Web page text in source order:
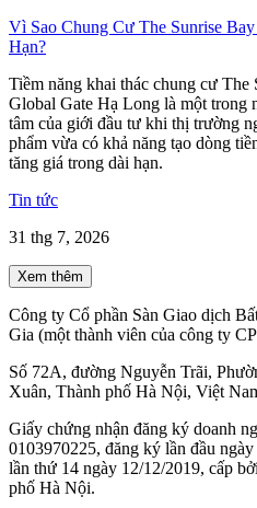
Vì Sao Chung Cư The Sunrise
Hạn?
Tiềm năng khai thác chung cư
Global Gate Hạ Long là một trong
tâm của giới đầu tư khi thị trường
phẩm vừa có khả năng tạo dòng
tăng giá trong dài hạn.
Tin tức
31 thg 7, 2026
Xem thêm
Công ty Cổ phần Sàn Giao dịch
Gia (một thành viên của công ty
Số 72A, đường Nguyễn Trãi,
Xuân, Thành phố Hà Nội, Việt
Giấy chứng nhận đăng ký doanh
0103970225, đăng ký lần đầu
lần thứ 14 ngày 12/12/2019, cấp
phố Hà Nội.